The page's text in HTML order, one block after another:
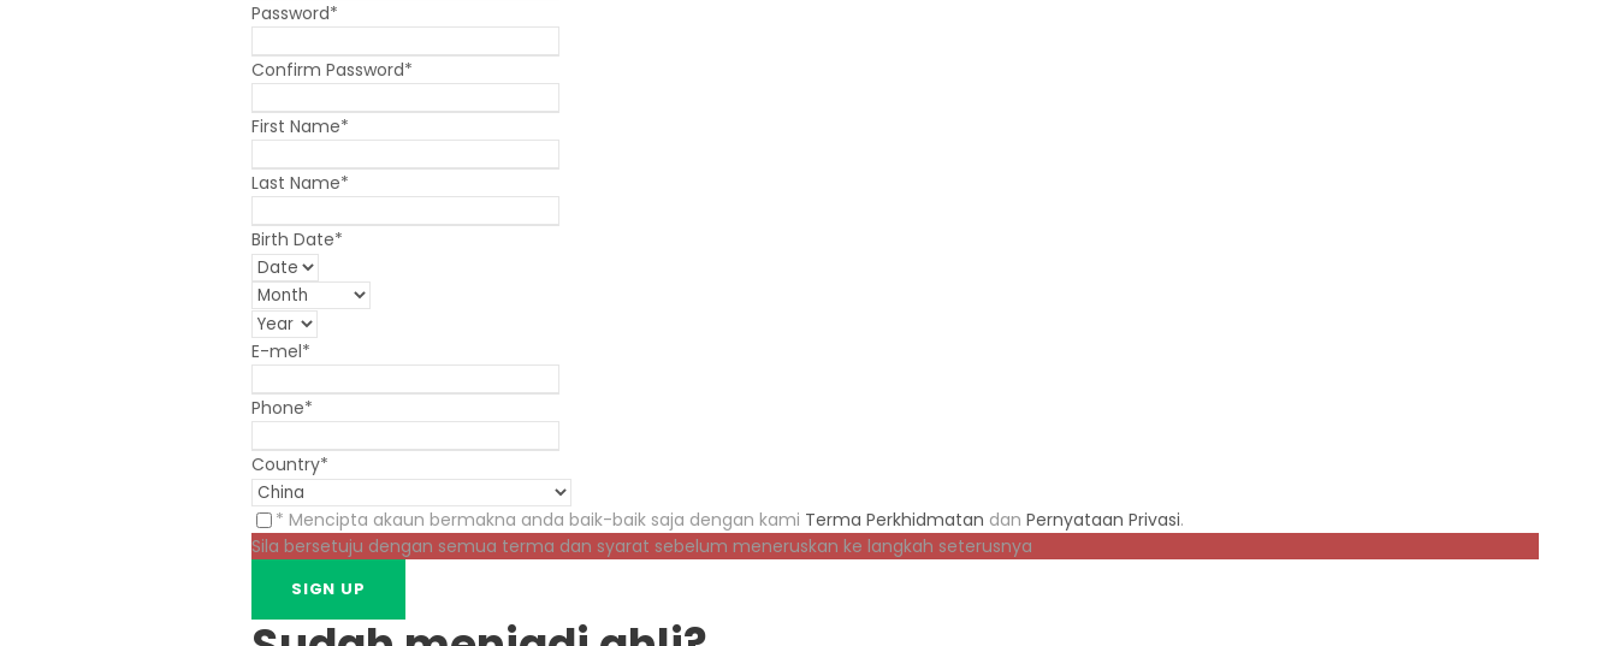
Password*
Confirm Password*
First Name*
Last Name*
Birth Date*
E-mel*
Phone*
Country*
* Mencipta akaun bermakna anda baik-baik saja dengan kami Terma Perkhidmatan dan Pernyataan Privasi.
Sila bersetuju dengan semua terma dan syarat sebelum meneruskan ke langkah seterusnya